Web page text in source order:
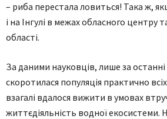
– риба перестала ловиться! Така ж,
і на Інгулі в межах обласного центру
області.
За даними науковців, лише за останні
скоротилася популяція практично
взагалі вдалося вижити в умовах
життєдіяльність водної екосистеми.